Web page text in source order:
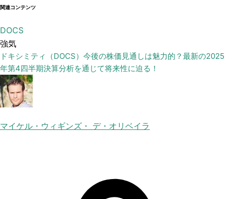
関連コンテンツ
DOCS
強気
ドキシミティ（DOCS）今後の株価見通しは魅力的？最新の2025
年第4四半期決算分析を通じて将来性に迫る！
マイケル・ウィギンズ・ デ・オリベイラ